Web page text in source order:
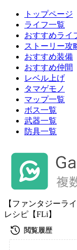
トップページ
ライフ一覧
おすすめライ
ストーリー攻
おすすめ装備
おすすめ仲間
レベル上げ
タマゲモノ
マップ一覧
ボス一覧
武器一覧
防具一覧
【ファンタジーラ
レシピ【FLi】